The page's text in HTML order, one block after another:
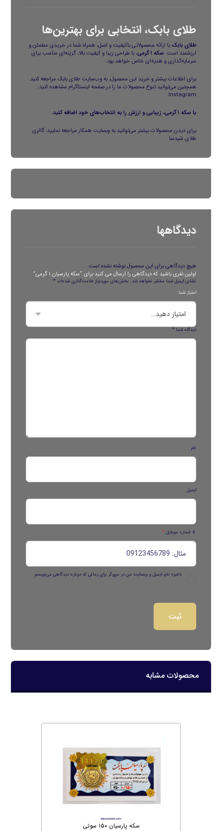
طلای بابک، انتخابی برای بهترین‌ها
طلای بابک با ارائه محصولاتی باکیفیت و اصل، همراه شما در خریدی مطمئن و
ارزشمند است. سکه ۱ گرمی
، با طراحی زیبا و کیفیت بالا، گزینه‌ای مناسب برای
سرمایه‌گذاری و هدیه‌ای خاص خواهد بود.
برای اطلاعات بیشتر و خرید این محصول، به وب‌سایتطلای بابک مراجعه کنید.
همچنین می‌توانید تنوع محصولات ما را در صفحه اینستاگرام مشاهده کنید:
Instagram
.
با سکه ۱ گرمی، زیبایی و ارزش را به انتخاب‌های خود اضافه کنید.
برای دیدن محصولات بیشتر می‌توانید به وبسایت همکار مراجعه نمایید:گالری
طلای شیدسا
دیدگاهها
هیچ دیدگاهی برای این محصول نوشته نشده است.
اولین نفری باشید که دیدگاهی را ارسال می کنید برای “سکه پارسیان ۱ گرمی”
نشانی ایمیل شما منتشر نخواهد شد. بخش‌های موردنیاز علامت‌گذاری شده‌اند*
امتیاز شما
دیدگاه شما*
نام
ایمیل
📱 شماره موبایل *
ذخیره نام، ایمیل و وبسایت من در مرورگر برای زمانی که دوباره دیدگاهی می‌نویسم.
محصولات مشابه
سکه پارسیان ۱۵۰ سوتی